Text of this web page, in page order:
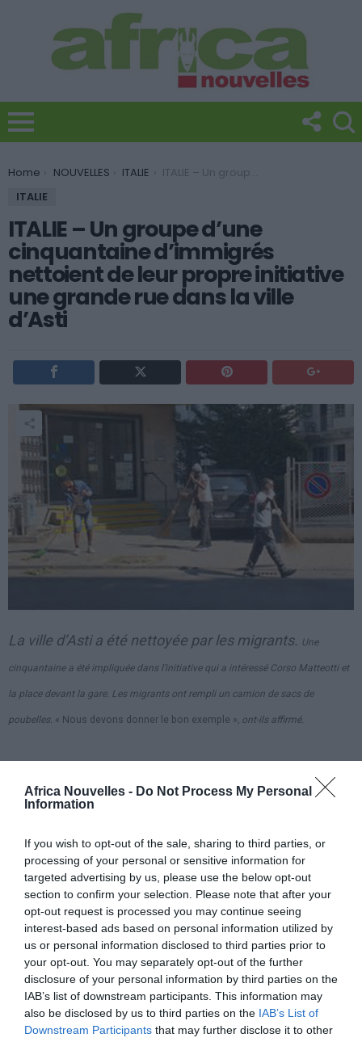
Africa Nouvelles - Do Not Process My Personal
Information
If you wish to opt-out of the sale, sharing to third parties, or
processing of your personal or sensitive information for
targeted advertising by us, please use the below opt-out
section to confirm your selection. Please note that after your
opt-out request is processed you may continue seeing
interest-based ads based on personal information utilized by
us or personal information disclosed to third parties prior to
your opt-out. You may separately opt-out of the further
disclosure of your personal information by third parties on the
IAB’s list of downstream participants. This information may
also be disclosed by us to third parties on the IAB’s List of
Downstream Participants that may further disclose it to other
You are here:
Home NOUVELLES ITALIE
ITALIE – Un groupe d’une cinquantaine d’immigrés nettoient de leur propre initiative une grande rue dans la ville d’Asti
ITALIE
ITALIE – Un groupe d’une
cinquantaine d’immigrés
nettoient de leur propre initiative
une grande rue dans la ville
d’Asti
La ville d’Asti a été nettoyée par les migrants. Une
cinquantaine a été impliquée dans l’initiative qui a intéressé Corso Matteotti et
la place devant la gare. Les migrants ont rempli un camion de sacs de
poubelles. « Nous devons donner le bon exemple » , ont-ils affirmé.
Une cinquantaine d’hommes et de femmes d’origine
bouteilles et des morceaux de verre, coupé les
mauvaises herbes, nettoyé les jardins, devant les
regards curieux des habitants et des commerçants.
Une vague joyeuse et un peu chaotique a traversé
Cours Matteoti, balai à la main.
L’initiative est née précisément des migrants eux-
mêmes: l’Association des Sénégalo-Italiens et des